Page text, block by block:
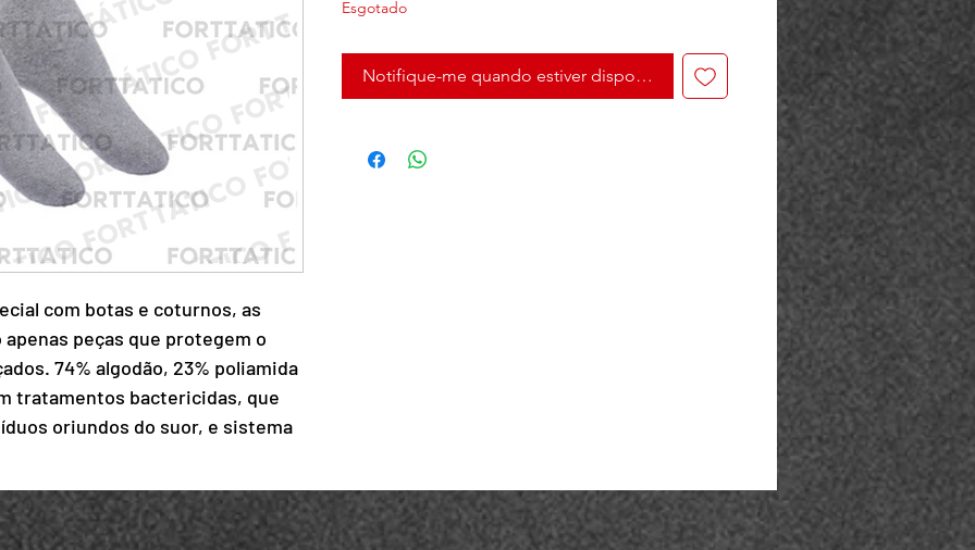
com botas e coturnos, as
peças que protegem o
74% algodão, 23% poliamida
tratamentos bactericidas, que
oriundos do suor, e sistema
excelente absorção de suor e
rápida.
Esgotado
Notifique-me quando estiver disponível